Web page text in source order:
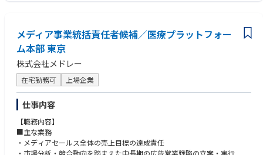
金融庁や自主規制団体（JVCEA）への定期的な報告書を作成・提出しま
す。
当局からの照会対応や立入検査時の窓口として、円滑なコミュニケーショ
ンを担います。
・暗号資産の取扱審査
新規に上場を検討する暗号資産について、法規制やマネー・ローンダリン
グ対策の観点から審査を行います。
ホワイトペーパー等を分析し、有価証券該当性や技術的なリスクを評価
し、取扱いの可否を2線の立場で判断します。
・チームマネジメント（グループリーダー業務）
メンバー（3名程度）の業務管理・育成・評価を実施いただきます。
チーム内のタスク優先順位の最適化や他部門との円滑な合意形成に向けた
院長として関与いただきますが、それ以外の経営実務は丸投げにはなりま
せん。
メディア事業統括責任者候補／医療プラットフォー
ム本部 東京
株式会社メドレー
在宅勤務可 上場企業
仕事内容
【職務内容】
■主な業務
・メディアセールス全体の売上目標の達成責任